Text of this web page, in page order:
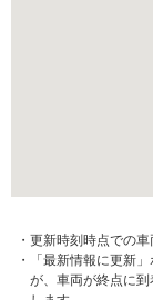
・更新時刻時点での
・「最新情報に更新
が、車両が終点に